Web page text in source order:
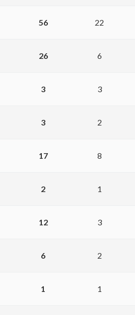
56 22
26 6
3 3
3 2
17 8
2 1
12 3
6 2
1 1